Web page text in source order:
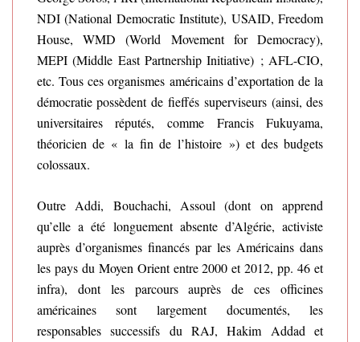
NDI (National Democratic Institute), USAID, Freedom
House, WMD (World Movement for Democracy),
MEPI (Middle East Partnership Initiative) ; AFL-CIO,
etc. Tous ces organismes américains d’exportation de la
démocratie possèdent de fieffés superviseurs (ainsi, des
universitaires réputés, comme Francis Fukuyama,
théoricien de « la fin de l’histoire ») et des budgets
colossaux.
Outre Addi, Bouchachi, Assoul (dont on apprend
qu’elle a été longuement absente d’Algérie, activiste
auprès d’organismes financés par les Américains dans
les pays du Moyen Orient entre 2000 et 2012, pp. 46 et
infra), dont les parcours auprès de ces officines
américaines sont largement documentés, les
responsables successifs du RAJ, Hakim Addad et